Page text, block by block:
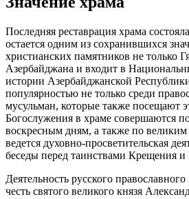
Последняя реставрация храма
остается одним из сохранившихся
христианских памятников не только
Азербайджана и входит в
истории Азербайджанской
популярностью не только среди
мусульман, которые также посещают
Богослужения в храме совершаются
воскресным дням, а также по
ведется духовно-просветительская
беседы перед таинствами Крещения и
Деятельность русского
честь святого великого князя